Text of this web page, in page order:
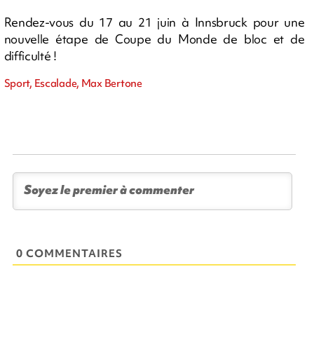
Rendez-vous du 17 au 21 juin à Innsbruck pour une
nouvelle étape de Coupe du Monde de bloc et de
difficulté !
Sport, Escalade, Max Bertone
0 COMMENTAIRES